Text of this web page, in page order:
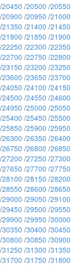
/20450 /20500 /20550
/20900 /20950 /21000
/21350 /21400 /21450
/21800 /21850 /21900
/22250 /22300 /22350
/22700 /22750 /22800
/23150 /23200 /23250
/23600 /23650 /23700
/24050 /24100 /24150
/24500 /24550 /24600
/24950 /25000 /25050
/25400 /25450 /25500
/25850 /25900 /25950
/26300 /26350 /26400
/26750 /26800 /26850
/27200 /27250 /27300
/27650 /27700 /27750
/28100 /28150 /28200
/28550 /28600 /28650
/29000 /29050 /29100
/29450 /29500 /29550
/29900 /29950 /30000
/30350 /30400 /30450
/30800 /30850 /30900
/31250 /31300 /31350
/31700 /31750 /31800